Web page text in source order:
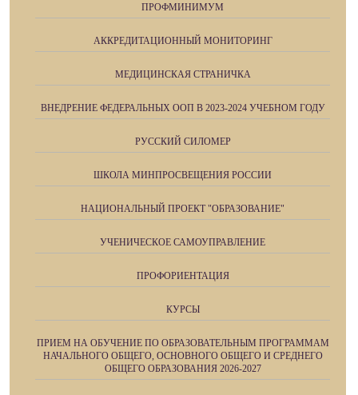
ПРОФМИНИМУМ
АККРЕДИТАЦИОННЫЙ МОНИТОРИНГ
МЕДИЦИНСКАЯ СТРАНИЧКА
ВНЕДРЕНИЕ ФЕДЕРАЛЬНЫХ ООП В 2023-2024 УЧЕБНОМ ГОДУ
РУССКИЙ СИЛОМЕР
ШКОЛА МИНПРОСВЕЩЕНИЯ РОССИИ
НАЦИОНАЛЬНЫЙ ПРОЕКТ "ОБРАЗОВАНИЕ"
УЧЕНИЧЕСКОЕ САМОУПРАВЛЕНИЕ
ПРОФОРИЕНТАЦИЯ
КУРСЫ
ПРИЕМ НА ОБУЧЕНИЕ ПО ОБРАЗОВАТЕЛЬНЫМ ПРОГРАММАМ
НАЧАЛЬНОГО ОБЩЕГО, ОСНОВНОГО ОБЩЕГО И СРЕДНЕГО
ОБЩЕГО ОБРАЗОВАНИЯ 2026-2027